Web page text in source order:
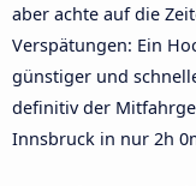
aber achte auf die
Verspätungen: Ein
günstiger und
definitiv der
Innsbruck in nur 2h